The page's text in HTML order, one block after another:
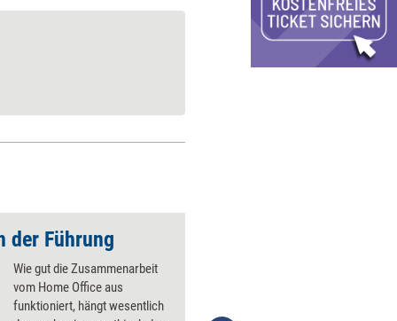
der Führung
Wie gut die Zusammenarbeit
vom Home Office aus
funktioniert, hängt wesentlich